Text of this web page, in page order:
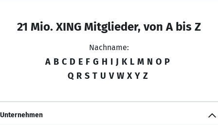
21 Mio. XING Mitglieder, von A bis Z
Nachname:
A B C D E F G H I J K L M N O P
Q R S T U V W X Y Z
Unternehmen